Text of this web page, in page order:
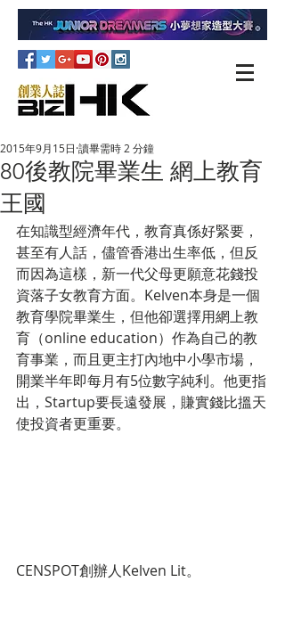
80後教院畢業生 網上教育
王國
2015年9月15日 讀畢需時 2 分鐘
在知識型經濟年代，教育真係好緊要，
甚至有人話，儘管香港出生率低，但反
而因為這樣，新一代父母更願意花錢投
資落子女教育方面。Kelven本身是一個
教育學院畢業生，但他卻選擇用網上教
育（online education）作為自己的教
育事業，而且更主打內地中小學市場，
開業半年即每月有5位數字純利。他更指
出，Startup要長遠發展，賺實錢比搵天
使投資者更重要。
CENSPOT創辦人Kelven Lit。